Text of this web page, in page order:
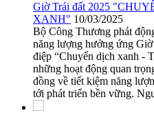
Giờ Trái đất 2025
XANH" 10/03/2025
Bộ Công Thương phát
năng lượng hưởng ứng
điệp “Chuyển dịch xanh -
những hoạt động quan
đồng về tiết kiệm năng
tới phát triển bền vững.